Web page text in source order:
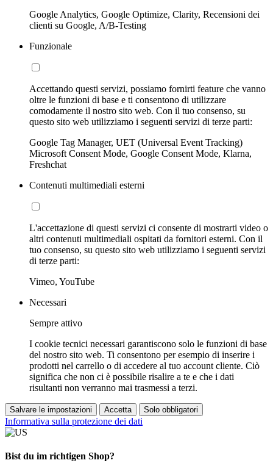
Google Analytics, Google Optimize, Clarity, Recensioni dei
clienti su Google, A/B-Testing
Funzionale
Accettando questi servizi, possiamo fornirti feature che vanno
oltre le funzioni di base e ti consentono di utilizzare
comodamente il nostro sito web. Con il tuo consenso, su
questo sito web utilizziamo i seguenti servizi di terze parti:
Google Tag Manager, UET (Universal Event Tracking)
Microsoft Consent Mode, Google Consent Mode, Klarna,
Freshchat
Contenuti multimediali esterni
L'accettazione di questi servizi ci consente di mostrarti video o
altri contenuti multimediali ospitati da fornitori esterni. Con il
tuo consenso, su questo sito web utilizziamo i seguenti servizi
di terze parti:
Vimeo, YouTube
Necessari
Sempre attivo
I cookie tecnici necessari garantiscono solo le funzioni di base
del nostro sito web. Ti consentono per esempio di inserire i
prodotti nel carrello o di accedere al tuo account cliente. Ciò
significa che non ci è possibile risalire a te e che i dati
risultanti non verranno mai trasmessi a terzi.
Salvare le impostazioni Accetta Solo obbligatori
Informativa sulla protezione dei dati
Bist du im richtigen Shop?